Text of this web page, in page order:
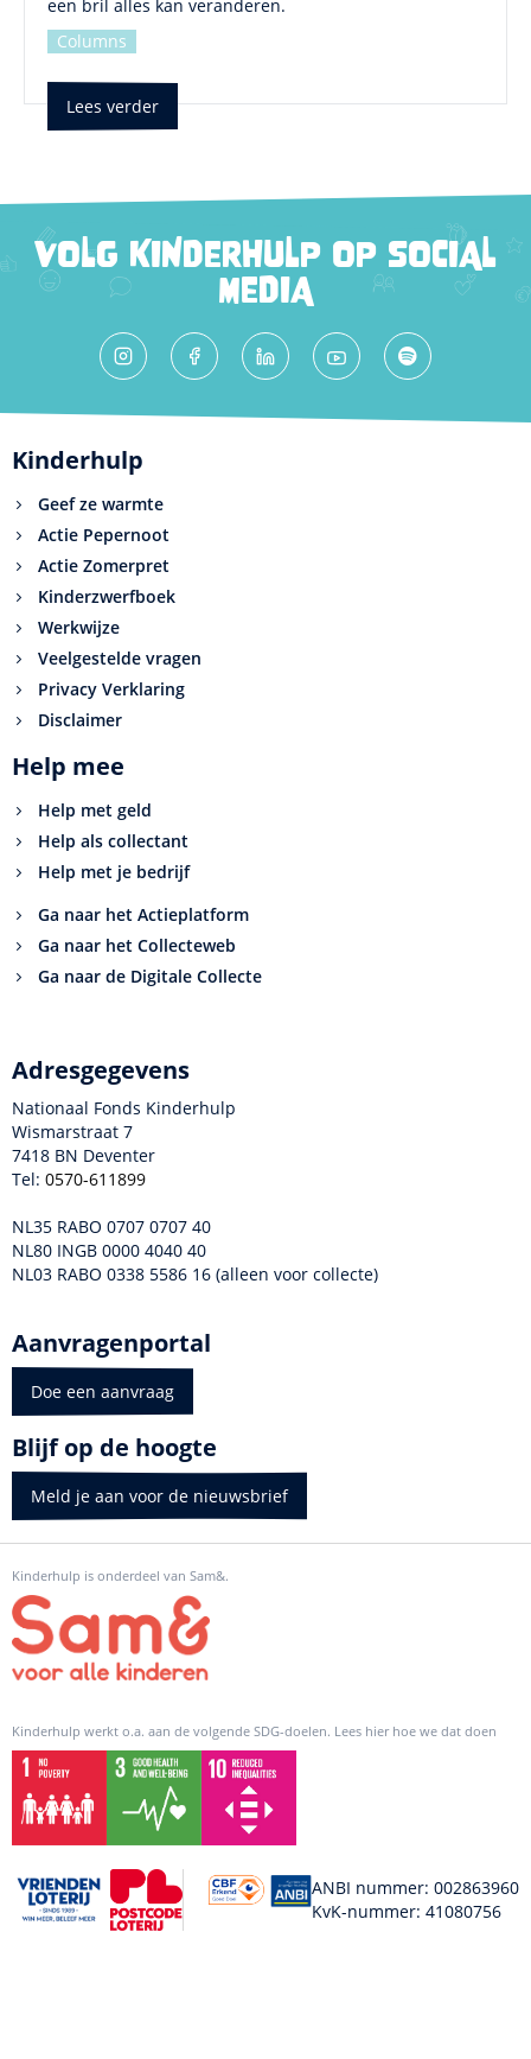
een bril alles kan veranderen.
Columns
Lees verder
VOLG KINDERHULP OP SOCIAL
MEDIA
Kinderhulp
Geef ze warmte
Actie Pepernoot
Actie Zomerpret
Kinderzwerfboek
Werkwijze
Veelgestelde vragen
Privacy Verklaring
Disclaimer
Help mee
Help met geld
Help als collectant
Help met je bedrijf
Ga naar het Actieplatform
Ga naar het Collecteweb
Ga naar de Digitale Collecte
Adresgegevens
Nationaal Fonds Kinderhulp
Wismarstraat 7
7418 BN Deventer
Tel: 0570-611899
NL35 RABO 0707 0707 40
NL80 INGB 0000 4040 40
NL03 RABO 0338 5586 16 (alleen voor collecte)
Aanvragenportal
Doe een aanvraag
Blijf op de hoogte
Meld je aan voor de nieuwsbrief
Kinderhulp is onderdeel van Sam&.
Kinderhulp werkt o.a. aan de volgende SDG-doelen. Lees hier hoe we dat doen
ANBI nummer: 002863960
KvK-nummer: 41080756